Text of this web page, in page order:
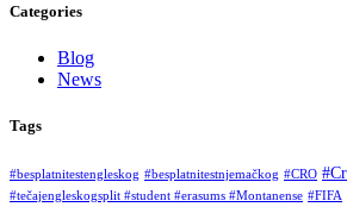
Categories
Blog
News
Tags
#besplatnitestengleskog #besplatnitestnjemačkog #CRO
#tečajengleskogsplit #student #erasums #Montanense #FIFA